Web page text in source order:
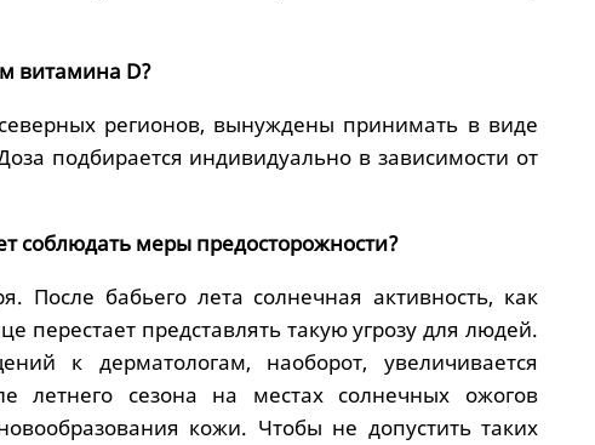
витамина D?
регионов, вынуждены принимать в виде
подбирается индивидуально в зависимости от
соблюдать меры предосторожности?
После бабьего лета солнечная активность, как
перестает представлять такую угрозу для людей.
к дерматологам, наоборот, увеличивается
летнего сезона на местах солнечных ожогов
кожи. Чтобы не допустить таких